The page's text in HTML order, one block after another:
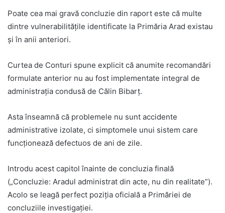
Poate cea mai gravă concluzie din raport este că multe
dintre vulnerabilitățile identificate la Primăria Arad existau
și în anii anteriori.
Curtea de Conturi spune explicit că anumite recomandări
formulate anterior nu au fost implementate integral de
administrația condusă de Călin Bibarț.
Asta înseamnă că problemele nu sunt accidente
administrative izolate, ci simptomele unui sistem care
funcționează defectuos de ani de zile.
Introdu acest capitol înainte de concluzia finală
(„Concluzie: Aradul administrat din acte, nu din realitate”).
Acolo se leagă perfect poziția oficială a Primăriei de
concluziile investigației.